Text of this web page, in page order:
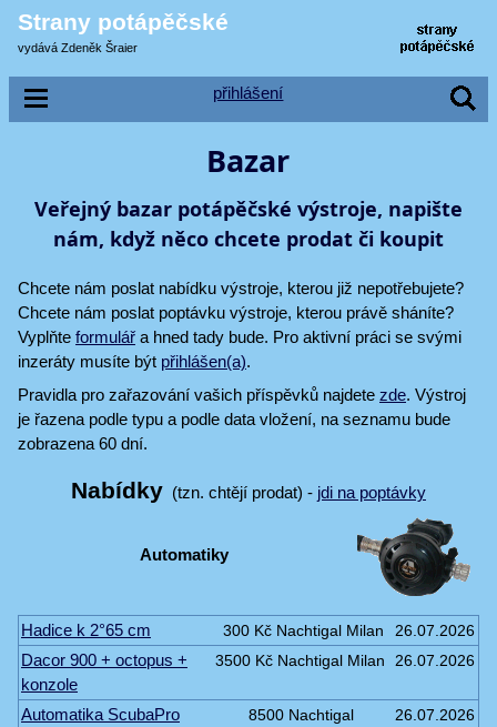
Strany potápěčské
vydává Zdeněk Šraier
přihlášení
Bazar
Veřejný bazar potápěčské výstroje, napište
nám, když něco chcete prodat či koupit
Chcete nám poslat nabídku výstroje, kterou již nepotřebujete?
Chcete nám poslat poptávku výstroje, kterou právě sháníte?
Vyplňte formulář a hned tady bude. Pro aktivní práci se svými
inzeráty musíte být přihlášen(a).
Pravidla pro zařazování vašich příspěvků najdete zde. Výstroj
je řazena podle typu a podle data vložení, na seznamu bude
zobrazena 60 dní.
Nabídky(tzn. chtějí prodat) - jdi na poptávky
Automatiky
Hadice k 2°65 cm 300 Kč Nachtigal Milan 26.07.2026
Dacor 900 + octopus +
konzole
3500 Kč Nachtigal Milan 26.07.2026
Automatika ScubaPro
8500 Nachtigal
26.07.2026